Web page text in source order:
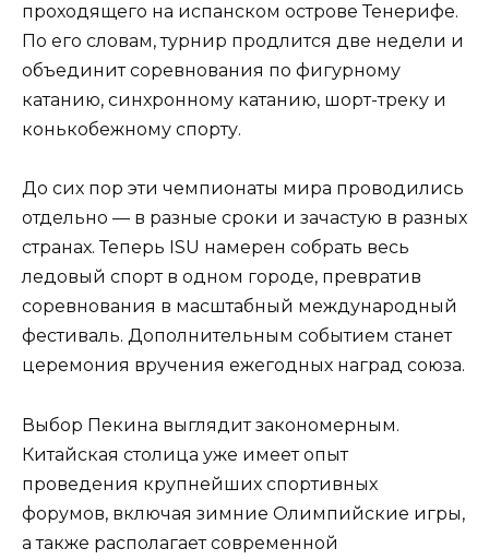
проходящего на испанском острове Тенерифе.
По его словам, турнир продлится две недели и
объединит соревнования по фигурному
катанию, синхронному катанию, шорт-треку и
конькобежному спорту.
До сих пор эти чемпионаты мира проводились
отдельно — в разные сроки и зачастую в разных
странах. Теперь ISU намерен собрать весь
ледовый спорт в одном городе, превратив
соревнования в масштабный международный
фестиваль. Дополнительным событием станет
церемония вручения ежегодных наград союза.
Выбор Пекина выглядит закономерным.
Китайская столица уже имеет опыт
проведения крупнейших спортивных
форумов, включая зимние Олимпийские игры,
а также располагает современной